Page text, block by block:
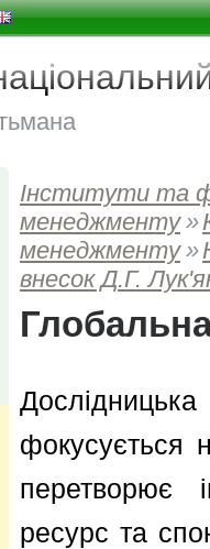
Інститути та
менеджменту »
менеджменту »
внесок Д.Г.
Глобальна
фокусується
перетворює
ресурс та